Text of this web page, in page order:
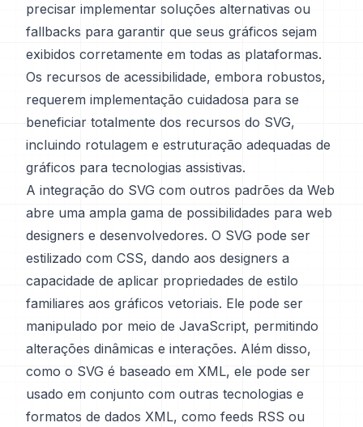
precisar implementar soluções alternativas ou
fallbacks para garantir que seus gráficos sejam
exibidos corretamente em todas as plataformas.
Os recursos de acessibilidade, embora robustos,
requerem implementação cuidadosa para se
beneficiar totalmente dos recursos do SVG,
incluindo rotulagem e estruturação adequadas de
gráficos para tecnologias assistivas.
A integração do SVG com outros padrões da Web
abre uma ampla gama de possibilidades para web
designers e desenvolvedores. O SVG pode ser
estilizado com CSS, dando aos designers a
capacidade de aplicar propriedades de estilo
familiares aos gráficos vetoriais. Ele pode ser
manipulado por meio de JavaScript, permitindo
alterações dinâmicas e interações. Além disso,
como o SVG é baseado em XML, ele pode ser
usado em conjunto com outras tecnologias e
formatos de dados XML, como feeds RSS ou